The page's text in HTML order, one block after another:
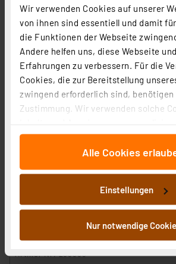
Wir verwenden Cookies auf unserer
von ihnen sind essentiell und damit
die Funktionen der Webseite
Andere helfen uns, diese Webseite
Erfahrungen zu verbessern. Für die
Cookies, die zur Bereitstellung
zwingend erforderlich sind, benötigen
Zustimmung. Wir verwenden solche
für soziale Medien anbieten zu
auf unsere Website zu analysieren.
an unsere Partner für soziale Medien,
Analysen weiter. Unsere Partner
Informationen möglicherweise mit
zusammen, die Sie ihnen
sie im Rahmen Ihrer Nutzung der
Alle Cookies
Einstellungen
Nur notwendige
Snapmaker Lasergravierer Ray 20W,
Schnitttechnik mit Air Assist
Artikel-Nr. 253883